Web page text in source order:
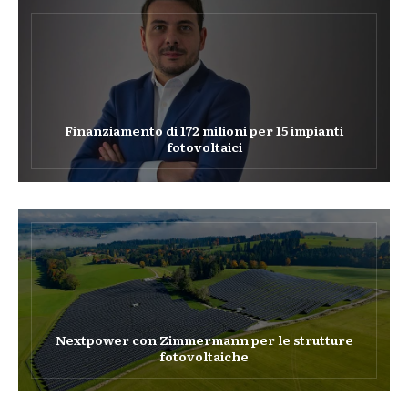
Finanziamento di 172 milioni per 15 impianti
fotovoltaici
Nextpower con Zimmermann per le strutture
fotovoltaiche